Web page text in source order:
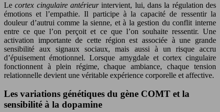
Lecortex cingulaire antérieurintervient, lui, dans la régulation des
émotions et l’empathie. Il participe à la capacité de ressentir la
douleur d’autrui comme la sienne, et à la gestion du conflit interne
entre ce que l’on perçoit et ce que l’on souhaite ressentir. Une
activation importante de cette région est associée à une grande
sensibilité aux signaux sociaux, mais aussi à un risque accru
d’épuisement émotionnel. Lorsque amygdale et cortex cingulaire
fonctionnent à plein régime, chaque ambiance, chaque tension
relationnelle devient une véritable expérience corporelle et affective.
Les variations génétiques du gène COMT et la
sensibilité à la dopamine